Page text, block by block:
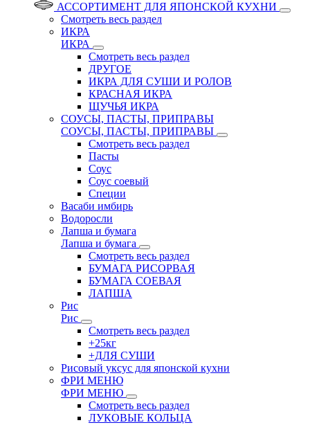
АССОРТИМЕНТ ДЛЯ ЯПОНСКОЙ КУХНИ
Смотреть весь раздел
ИКРА
ИКРА
Смотреть весь раздел
ДРУГОЕ
ИКРА ДЛЯ СУШИ И РОЛОВ
КРАСНАЯ ИКРА
ЩУЧЬЯ ИКРА
СОУСЫ, ПАСТЫ, ПРИПРАВЫ
СОУСЫ, ПАСТЫ, ПРИПРАВЫ
Смотреть весь раздел
Пасты
Соус
Соус соевый
Специи
Васаби имбирь
Водоросли
Лапша и бумага
Лапша и бумага
Смотреть весь раздел
БУМАГА РИСОРВАЯ
БУМАГА СОЕВАЯ
ЛАПША
Рис
Рис
Смотреть весь раздел
+25кг
+ДЛЯ СУШИ
Рисовый уксус для японской кухни
ФРИ МЕНЮ
ФРИ МЕНЮ
Смотреть весь раздел
ЛУКОВЫЕ КОЛЬЦА